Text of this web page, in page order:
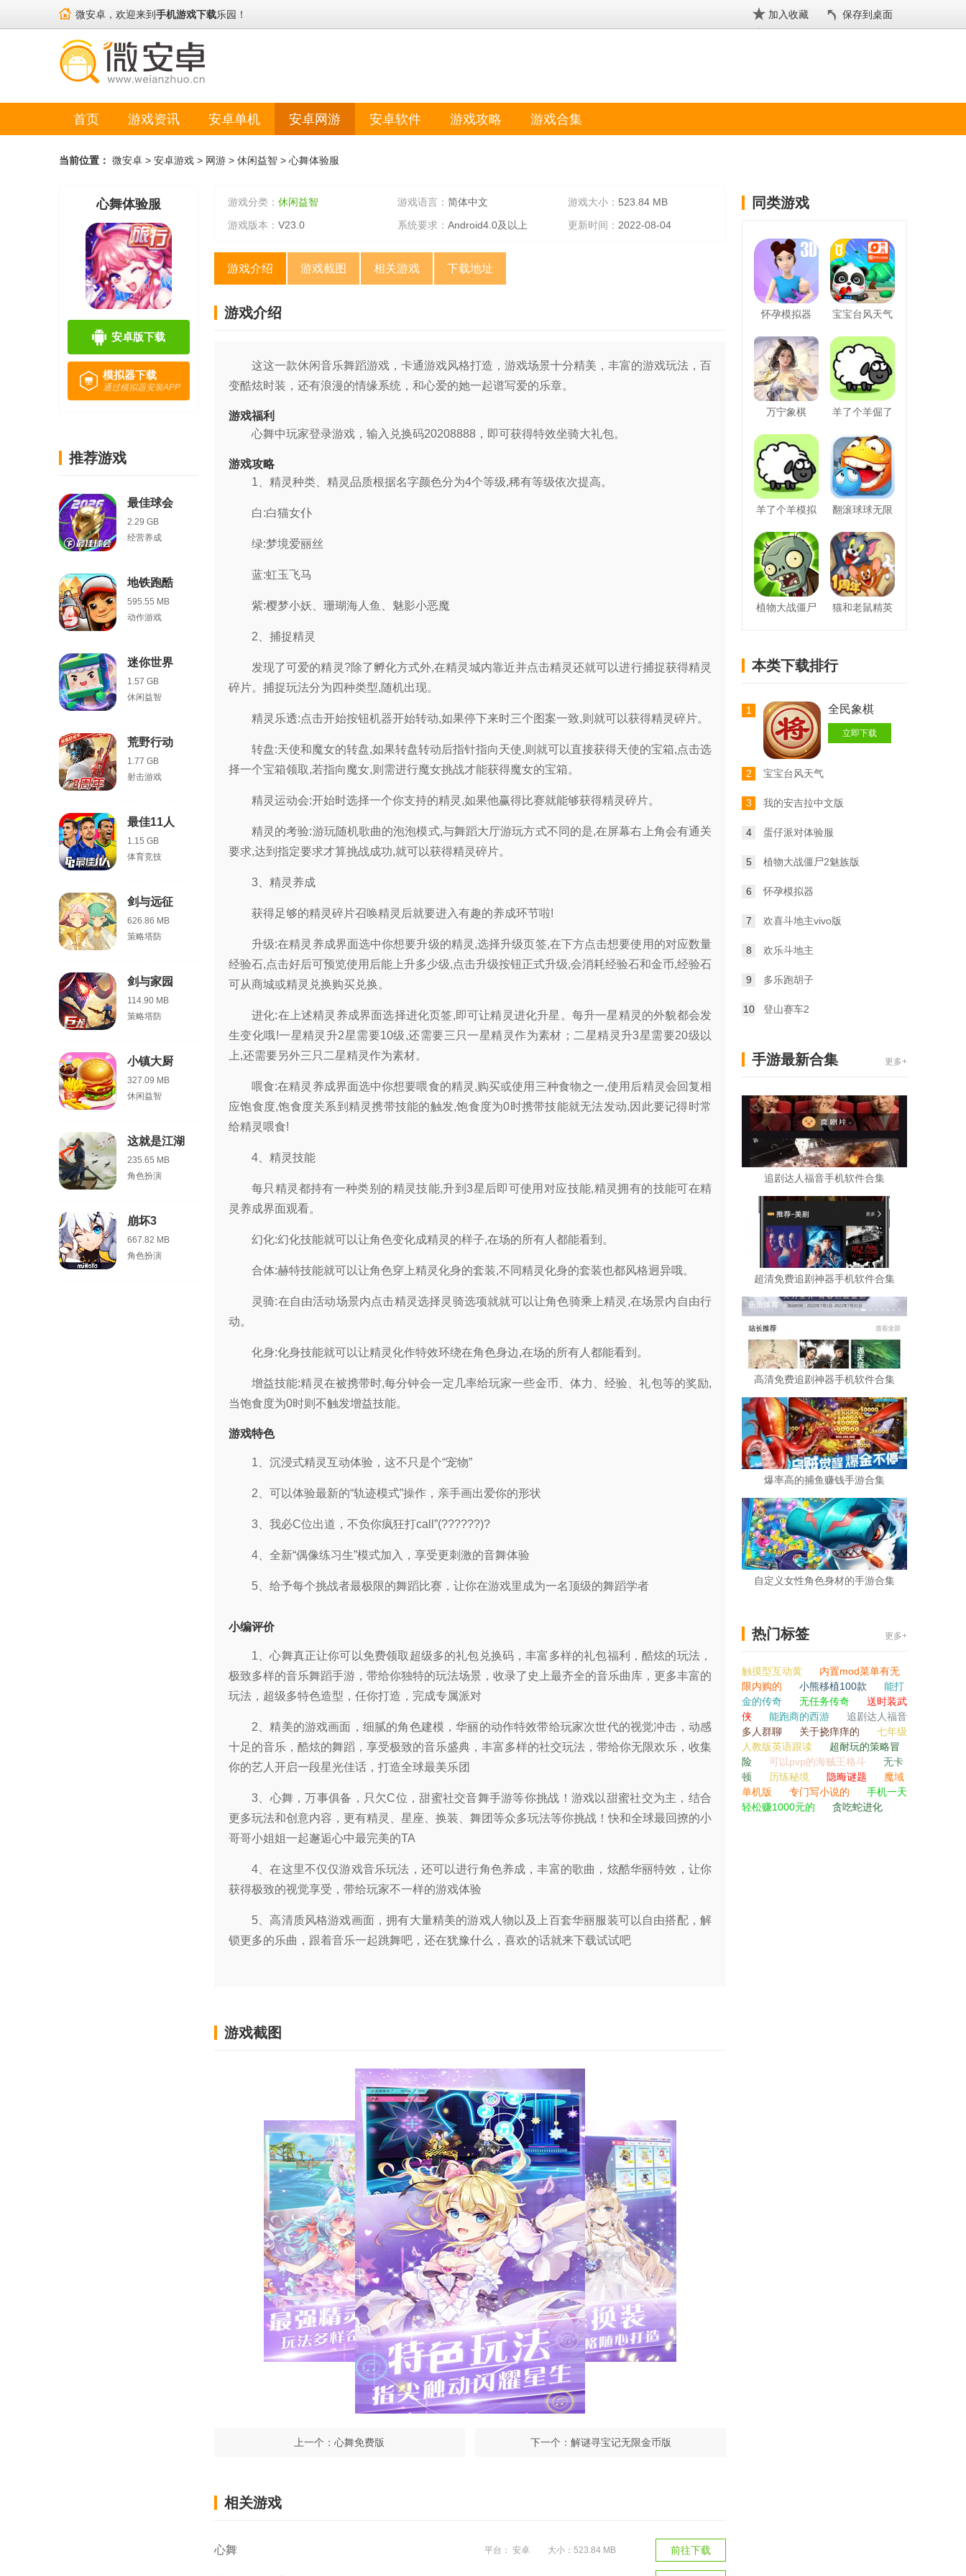
微安卓，欢迎来到手机游戏下载乐园！ 加入收藏 保存到桌面
首页 游戏资讯 安卓单机 安卓网游 安卓软件 游戏攻略 游戏合集
当前位置： 微安卓 > 安卓游戏 > 网游 > 休闲益智 > 心舞体验服
心舞体验服
安卓版下载
模拟器下载
通过模拟器安装APP
推荐游戏
最佳球会
2.29 GB
经营养成
地铁跑酷
595.55 MB
动作游戏
迷你世界
1.57 GB
休闲益智
荒野行动
1.77 GB
射击游戏
最佳11人
1.15 GB
体育竞技
剑与远征
626.86 MB
策略塔防
剑与家园
114.90 MB
策略塔防
小镇大厨
327.09 MB
休闲益智
这就是江湖
235.65 MB
角色扮演
崩坏3
667.82 MB
角色扮演
游戏分类： 休闲益智 游戏语言：简体中文 游戏大小： 523.84 MB
游戏版本： V23.0 系统要求：Android4.0及以上 更新时间： 2022-08-04
游戏介绍 游戏截图 相关游戏 下载地址
游戏介绍
这这一款休闲音乐舞蹈游戏，卡通游戏风格打造，游戏场景十分精美，丰富的游戏玩法，百
变酷炫时装，还有浪漫的情缘系统，和心爱的她一起谱写爱的乐章。
游戏福利
心舞中玩家登录游戏，输入兑换码20208888，即可获得特效坐骑大礼包。
游戏攻略
1、精灵种类、精灵品质根据名字颜色分为4个等级,稀有等级依次提高。
白:白猫女仆
绿:梦境爱丽丝
蓝:虹玉飞马
紫:樱梦小妖、珊瑚海人鱼、魅影小恶魔
2、捕捉精灵
发现了可爱的精灵?除了孵化方式外,在精灵城内靠近并点击精灵还就可以进行捕捉获得精灵
碎片。捕捉玩法分为四种类型,随机出现。
精灵乐透:点击开始按钮机器开始转动,如果停下来时三个图案一致,则就可以获得精灵碎片。
转盘:天使和魔女的转盘,如果转盘转动后指针指向天使,则就可以直接获得天使的宝箱,点击选
择一个宝箱领取,若指向魔女,则需进行魔女挑战才能获得魔女的宝箱。
精灵运动会:开始时选择一个你支持的精灵,如果他赢得比赛就能够获得精灵碎片。
精灵的考验:游玩随机歌曲的泡泡模式,与舞蹈大厅游玩方式不同的是,在屏幕右上角会有通关
要求,达到指定要求才算挑战成功,就可以获得精灵碎片。
3、精灵养成
获得足够的精灵碎片召唤精灵后就要进入有趣的养成环节啦!
升级:在精灵养成界面选中你想要升级的精灵,选择升级页签,在下方点击想要使用的对应数量
经验石,点击好后可预览使用后能上升多少级,点击升级按钮正式升级,会消耗经验石和金币,经验石
可从商城或精灵兑换购买兑换。
进化:在上述精灵养成界面选择进化页签,即可让精灵进化升星。每升一星精灵的外貌都会发
生变化哦!一星精灵升2星需要10级,还需要三只一星精灵作为素材；二星精灵升3星需要20级以
上,还需要另外三只二星精灵作为素材。
喂食:在精灵养成界面选中你想要喂食的精灵,购买或使用三种食物之一,使用后精灵会回复相
应饱食度,饱食度关系到精灵携带技能的触发,饱食度为0时携带技能就无法发动,因此要记得时常
给精灵喂食!
4、精灵技能
每只精灵都持有一种类别的精灵技能,升到3星后即可使用对应技能,精灵拥有的技能可在精
灵养成界面观看。
幻化:幻化技能就可以让角色变化成精灵的样子,在场的所有人都能看到。
合体:赫特技能就可以让角色穿上精灵化身的套装,不同精灵化身的套装也都风格迥异哦。
灵骑:在自由活动场景内点击精灵选择灵骑选项就就可以让角色骑乘上精灵,在场景内自由行
动。
化身:化身技能就可以让精灵化作特效环绕在角色身边,在场的所有人都能看到。
增益技能:精灵在被携带时,每分钟会一定几率给玩家一些金币、体力、经验、礼包等的奖励,
当饱食度为0时则不触发增益技能。
游戏特色
1、沉浸式精灵互动体验，这不只是个“宠物”
2、可以体验最新的“轨迹模式”操作，亲手画出爱你的形状
3、我必C位出道，不负你疯狂打call”(??????)?
4、全新“偶像练习生”模式加入，享受更刺激的音舞体验
5、给予每个挑战者最极限的舞蹈比赛，让你在游戏里成为一名顶级的舞蹈学者
小编评价
1、心舞真正让你可以免费领取超级多的礼包兑换码，丰富多样的礼包福利，酷炫的玩法，
极致多样的音乐舞蹈手游，带给你独特的玩法场景，收录了史上最齐全的音乐曲库，更多丰富的
玩法，超级多特色造型，任你打造，完成专属派对
2、精美的游戏画面，细腻的角色建模，华丽的动作特效带给玩家次世代的视觉冲击，动感
十足的音乐，酷炫的舞蹈，享受极致的音乐盛典，丰富多样的社交玩法，带给你无限欢乐，收集
你的艺人开启一段星光佳话，打造全球最美乐团
3、心舞，万事俱备，只欠C位，甜蜜社交音舞手游等你挑战！游戏以甜蜜社交为主，结合
更多玩法和创意内容，更有精灵、星座、换装、舞团等众多玩法等你挑战！快和全球最回撩的小
哥哥小姐姐一起邂逅心中最完美的TA
4、在这里不仅仅游戏音乐玩法，还可以进行角色养成，丰富的歌曲，炫酷华丽特效，让你
获得极致的视觉享受，带给玩家不一样的游戏体验
5、高清质风格游戏画面，拥有大量精美的游戏人物以及上百套华丽服装可以自由搭配，解
锁更多的乐曲，跟着音乐一起跳舞吧，还在犹豫什么，喜欢的话就来下载试试吧
游戏截图
上一个：心舞免费版 下一个： 解谜寻宝记无限金币版
相关游戏
心舞 前往下载
大小：523.84 MB
平台： 安卓
同类游戏
怀孕模拟器 宝宝台风天气
万宁象棋 羊了个羊倔了
羊了个羊模拟 翻滚球球无限
植物大战僵尸 猫和老鼠精英
本类下载排行
1 全民象棋
立即下载
2 宝宝台风天气
3 我的安吉拉中文版
4 蛋仔派对体验服
5 植物大战僵尸2魅族版
6 怀孕模拟器
7 欢喜斗地主vivo版
8 欢乐斗地主
9 多乐跑胡子
10 登山赛车2
手游最新合集 更多+
追剧达人福音手机软件合集
超清免费追剧神器手机软件合集
高清免费追剧神器手机软件合集
爆率高的捕鱼赚钱手游合集
自定义女性角色身材的手游合集
热门标签 更多+
触摸型互动黄
内置mod菜单有无
限内购的
小熊移植100款
能打
金的传奇
无任务传奇
送时装武
侠
能跑商的西游
追剧达人福音
多人群聊
关于挠痒痒的
七年级
人教版英语跟读
超耐玩的策略冒
险
可以pvp的海贼王格斗
无卡
顿
历练秘境 隐晦谜题
魔域
单机版
专门写小说的
手机一天
轻松赚1000元的
贪吃蛇进化